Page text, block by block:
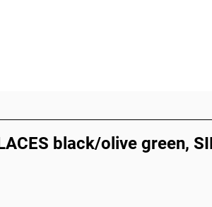
black/olive green,